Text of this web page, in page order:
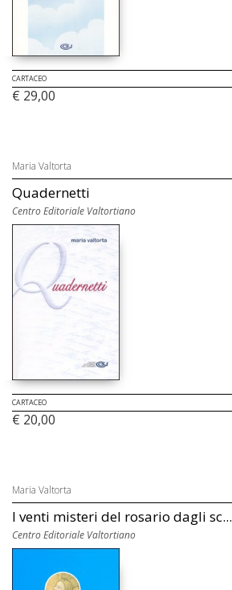
CARTACEO
€ 29,00
Maria Valtorta
Quadernetti
Centro Editoriale Valtortiano
CARTACEO
€ 20,00
Maria Valtorta
I venti misteri del rosario dagli sc...
Centro Editoriale Valtortiano